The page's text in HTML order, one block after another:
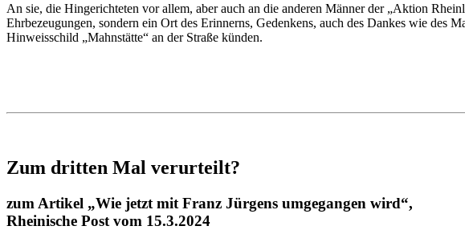
An sie, die Hingerichteten vor allem, aber auch an die anderen Männer der „Aktion
Ehrbezeugungen, sondern ein Ort des Erinnerns, Gedenkens, auch des Dankes wie
Hinweisschild „Mahnstätte“ an der Straße künden.
Zum dritten Mal verurteilt?
zum Artikel „Wie jetzt mit Franz Jürgens umgegangen wird“,
Rheinische Post vom 15.3.2024